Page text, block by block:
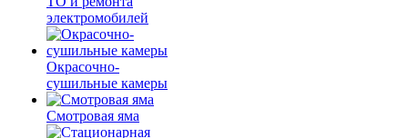
электромобилей
Окрасочно-
сушильные камеры
Смотровая яма